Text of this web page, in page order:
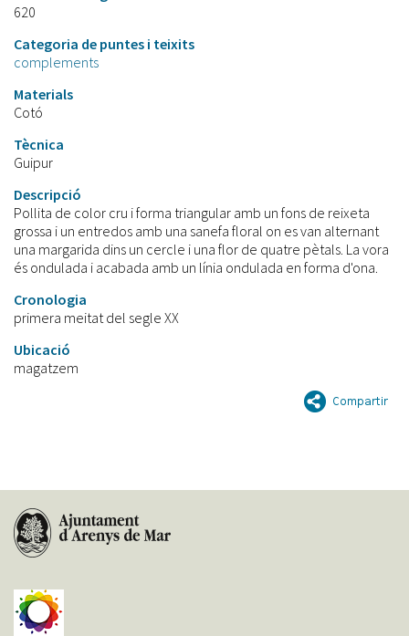
620
Categoria de puntes i teixits
complements
Materials
Cotó
Tècnica
Guipur
Descripció
Pollita de color cru i forma triangular amb un fons de reixeta
grossa i un entredos amb una sanefa floral on es van alternant
una margarida dins un cercle i una flor de quatre pètals. La vora
és ondulada i acabada amb un línia ondulada en forma d'ona.
Cronologia
primera meitat del segle XX
Ubicació
magatzem